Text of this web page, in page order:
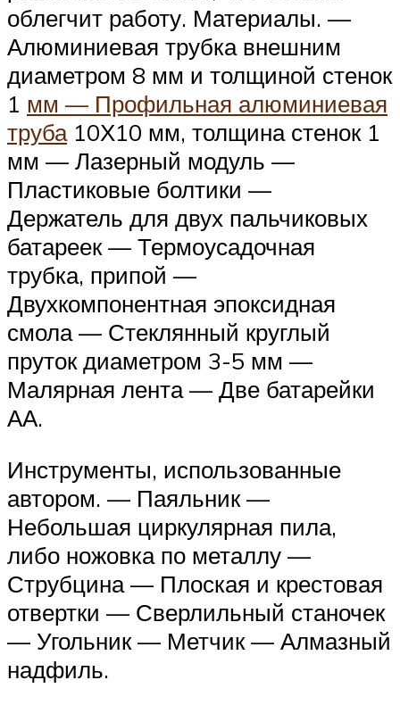
облегчит работу. Материалы. —
Алюминиевая трубка внешним
диаметром 8 мм и толщиной стенок
1 мм — Профильная алюминиевая
труба10Х10 мм, толщина стенок 1
мм — Лазерный модуль —
Пластиковые болтики —
Держатель для двух пальчиковых
батареек — Термоусадочная
трубка, припой —
Двухкомпонентная эпоксидная
смола — Стеклянный круглый
пруток диаметром 3-5 мм —
Малярная лента — Две батарейки
АА.
Инструменты, использованные
автором. — Паяльник —
Небольшая циркулярная пила,
либо ножовка по металлу —
Струбцина — Плоская и крестовая
отвертки — Сверлильный станочек
— Угольник — Метчик — Алмазный
надфиль.